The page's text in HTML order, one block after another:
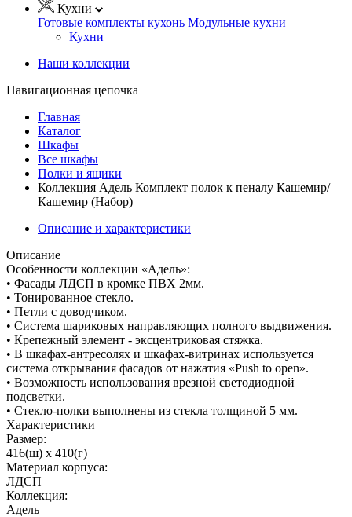
Кухни
Готовые комплекты кухонь Модульные кухни
Кухни
Наши коллекции
Навигационная цепочка
Главная
Каталог
Шкафы
Все шкафы
Полки и ящики
Коллекция Адель Комплект полок к пеналу Кашемир/
Кашемир (Набор)
Описание и характеристики
Описание
Особенности коллекции «Адель»:
• Фасады ЛДСП в кромке ПВХ 2мм.
• Тонированное стекло.
• Петли с доводчиком.
• Система шариковых направляющих полного выдвижения.
• Крепежный элемент - эксцентриковая стяжка.
• В шкафах-антресолях и шкафах-витринах используется
система открывания фасадов от нажатия «Push to open».
• Возможность использования врезной светодиодной
подсветки.
• Стекло-полки выполнены из стекла толщиной 5 мм.
Характеристики
Размер:
416(ш) x 410(г)
Материал корпуса:
ЛДСП
Коллекция:
Адель